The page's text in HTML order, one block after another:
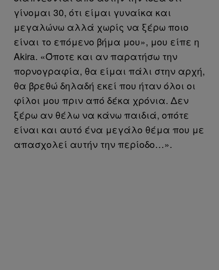
γίνομαι 30, ότι είμαι γυναίκα και
μεγαλώνω αλλά χωρίς να ξέρω ποιο
είναι το επόμενο βήμα μου», μου είπε η
Akira. «Όποτε και αν παρατήσω την
πορνογραφία, θα είμαι πάλι στην αρχή,
θα βρεθώ δηλαδή εκεί που ήταν όλοι οι
φίλοι μου πριν από δέκα χρόνια. Δεν
ξέρω αν θέλω να κάνω παιδιά, οπότε
είναι και αυτό ένα μεγάλο θέμα που με
απασχολεί αυτήν την περίοδο…».